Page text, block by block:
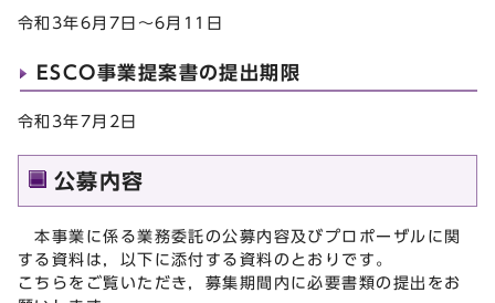
令和3年6月7日～6月11日
ESCO事業提案書の提出期限
令和3年7月2日
公募内容
本事業に係る業務委託の公募内容及びプロポーザルに関
する資料は，以下に添付する資料のとおりです。
こちらをご覧いただき，募集期間内に必要書類の提出をお